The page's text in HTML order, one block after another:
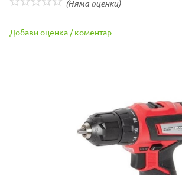
(Няма оценки)
Добави оценка / коментар